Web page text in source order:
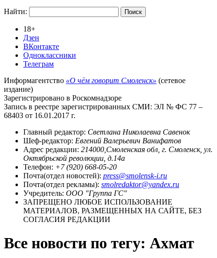
Найти:
18+
Дзен
ВКонтакте
Одноклассники
Телеграм
Информагентство «О чём говорит Смоленск» (сетевое
издание)
Зарегистрировано в Роскомнадзоре
Запись в реестре зарегистрированных СМИ: ЭЛ № ФС 77 –
68403 от 16.01.2017 г.
Главный редактор: Светлана Николаевна Савенок
Шеф-редактор: Евгений Валерьевич Ванифатов
Адрес редакции: 214000,Смоленская обл, г. Смоленск, ул.
Октябрьской революции, д.14а
Телефон: +7 (920) 668-05-20
Почта(отдел новостей): press@smolensk-i.ru
Почта(отдел рекламы): smolredaktor@yandex.ru
Учредитель: ООО "Группа ГС"
ЗАПРЕЩЕНО ЛЮБОЕ ИСПОЛЬЗОВАНИЕ
МАТЕРИАЛОВ, РАЗМЕЩЕННЫХ НА САЙТЕ, БЕЗ
СОГЛАСИЯ РЕДАКЦИИ
Все новости по тегу: Ахмат